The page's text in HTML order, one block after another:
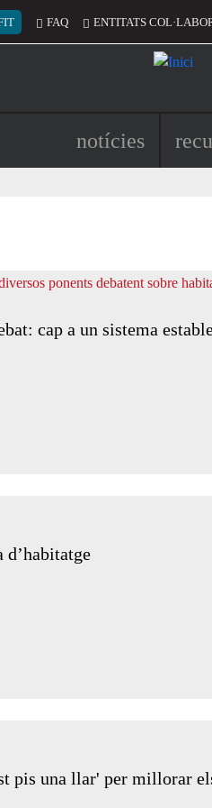
compte d'usuari
FAQ ENTITATS
Navegació
notícies
cap a un sistema
pis una llar' per millorar